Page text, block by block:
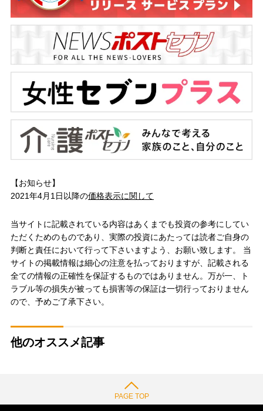
【お知らせ】
2021年4月1日以降の価格表示に関して
当サイトに記載されている内容はあくまでも投資の参考にしてい
ただくためのものであり、実際の投資にあたっては読者ご自身の
判断と責任において行って下さいますよう、お願い致します。 当
サイトの掲載情報は細心の注意を払っておりますが、記載される
全ての情報の正確性を保証するものではありません。万が一、ト
ラブル等の損失が被っても損害等の保証は一切行っておりません
ので、予めご了承下さい。
他のオススメ記事
PAGE TOP